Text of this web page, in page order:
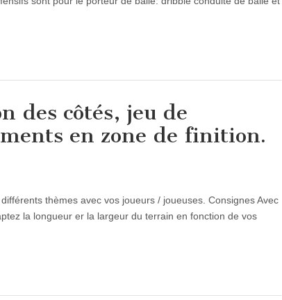
des côtés, jeu de
en zone de finition.
thèmes avec vos joueurs / joueuses. Consignes Avec
la longueur er la largeur du terrain en fonction de vos